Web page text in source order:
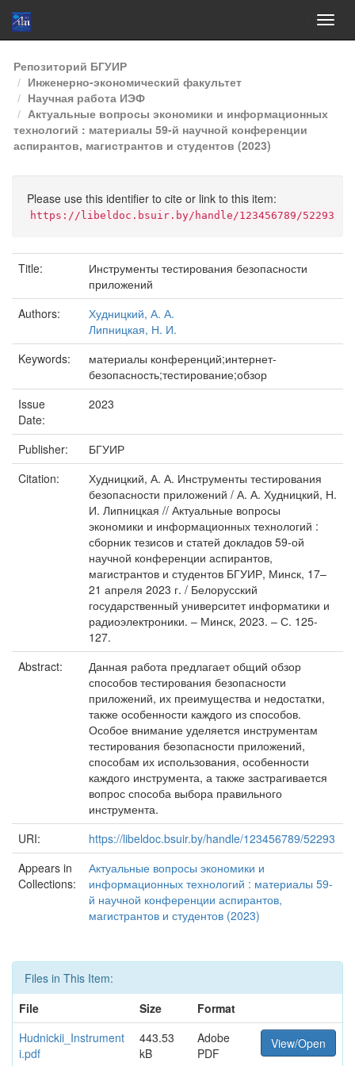
Skip
navigation
Репозиторий БГУИР
Инженерно-экономический факультет
Научная работа ИЭФ
Актуальные вопросы экономики и информационных
технологий : материалы 59-й научной конференции
аспирантов, магистрантов и студентов (2023)
Please use this identifier to cite or link to this item:
https://libeldoc.bsuir.by/handle/123456789/52293
Title:
Инструменты тестирования безопасности
приложений
Authors:
Худницкий, А. А.
Липницкая, Н. И.
Keywords:
материалы конференций;интернет-
безопасность;тестирование;обзор
Issue
Date:
2023
Publisher:
БГУИР
Citation:
Худницкий, А. А. Инструменты тестирования
безопасности приложений / А. А. Худницкий, Н.
И. Липницкая // Актуальные вопросы
экономики и информационных технологий :
сборник тезисов и статей докладов 59-ой
научной конференции аспирантов,
магистрантов и студентов БГУИР, Минск, 17–
21 апреля 2023 г. / Белорусский
государственный университет информатики и
радиоэлектроники. – Минск, 2023. – С. 125-
127.
Abstract:
Данная работа предлагает общий обзор
способов тестирования безопасности
приложений, их преимущества и недостатки,
также особенности каждого из способов.
Особое внимание уделяется инструментам
тестирования безопасности приложений,
способам их использования, особенности
каждого инструмента, а также застрагивается
вопрос способа выбора правильного
инструмента.
URI:
https://libeldoc.bsuir.by/handle/123456789/52293
Appears in
Collections:
Актуальные вопросы экономики и
информационных технологий : материалы 59-
й научной конференции аспирантов,
магистрантов и студентов (2023)
Files in This Item:
File
Size
Format
Hudnickii_Instrument
i.pdf
443.53
kB
Adobe
PDF
View/Open